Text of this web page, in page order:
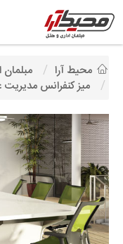
محیط آرا مبلمان
میز کنفرانس مدیریت